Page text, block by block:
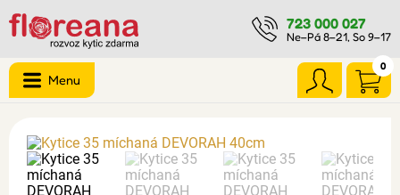
723 000 027
Ne–Pá 8–21, So 9–17
0
Menu